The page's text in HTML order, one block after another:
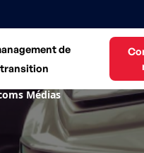
de
transition
Médias